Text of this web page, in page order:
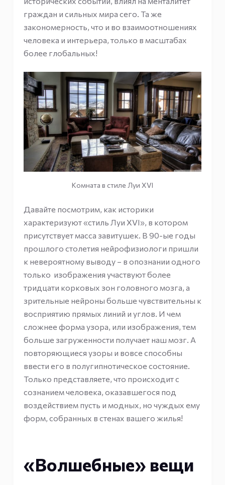
граждан и сильных мира сего. Та же
закономерность, что и во взаимоотношениях
человека и интерьера, только в масштабах
более глобальных!
Комната в стиле Луи XVI
Давайте посмотрим, как историки
характеризуют «стиль Луи XVI», в котором
присутствует масса завитушек. В 90-ые годы
прошлого столетия нейрофизиологи пришли
к невероятному выводу – в опознании одного
только изображения участвуют более
тридцати корковых зон головного мозга, а
зрительные нейроны больше чувствительны к
восприятию прямых линий и углов. И чем
сложнее форма узора, или изображения, тем
больше загруженности получает наш мозг. А
повторяющиеся узоры и вовсе способны
ввести его в полугипнотическое состояние.
Только представляете, что происходит с
сознанием человека, оказавшегося под
воздействием пусть и модных, но чуждых ему
форм, собранных в стенах вашего жилья!
«Волшебные» вещи